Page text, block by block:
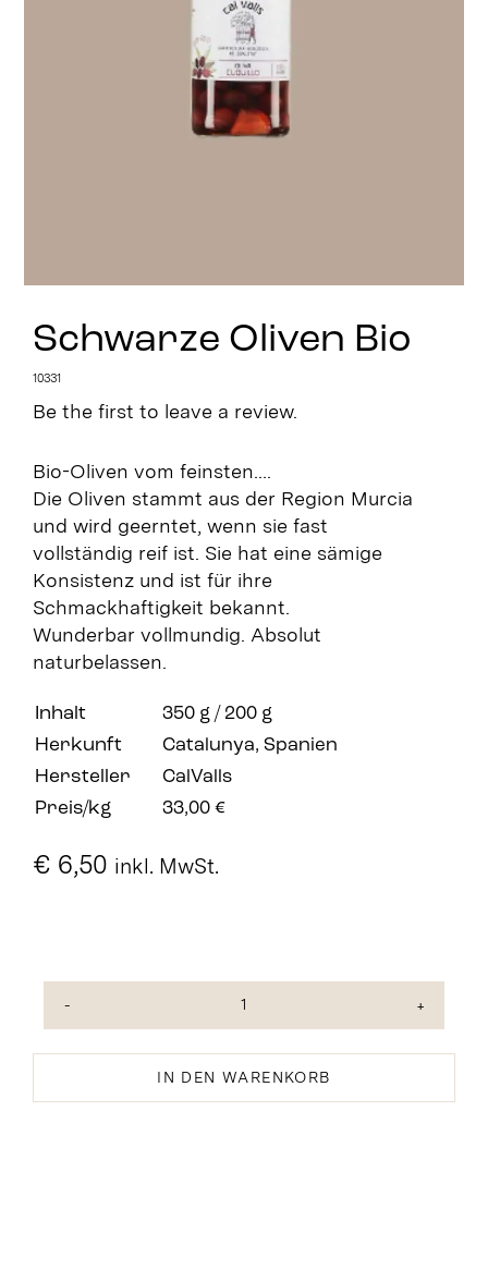
Schwarze Oliven Bio
10331
Be the first to leave a review.
Bio-Oliven vom feinsten….
Die Oliven stammt aus der Region Murcia
und wird geerntet, wenn sie fast
vollständig reif ist. Sie hat eine sämige
Konsistenz und ist für ihre
Schmackhaftigkeit bekannt.
Wunderbar vollmundig. Absolut
naturbelassen.
Inhalt
350 g / 200 g
Herkunft
Catalunya, Spanien
Hersteller
CalValls
Preis/kg
33,00 €
€ 6,50 inkl. MwSt.
Schwarze
Bio
Menge
IN DEN WARENKORB